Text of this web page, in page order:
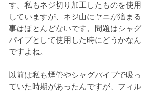
す。私もネジ切り加工したものを使用
していますが、ネジ山にヤニが溜まる
事はほとんどないです。問題はシャグ
パイプとして使用した時にどうかなん
ですよね。
以前は私も煙管やシャグパイプで吸っ
ていた時期があったんですが、フィル